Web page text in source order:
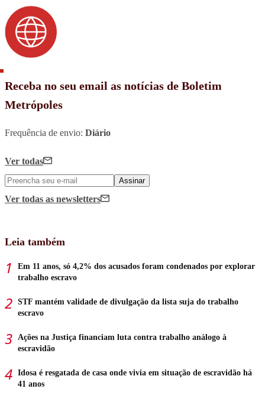
Receba no seu email as notícias de Boletim
Metrópoles
Frequência de envio: Diário
Ver todas
Assinar
Ver todas as newsletters
Leia também
Em 11 anos, só 4,2% dos acusados foram condenados por explorar
trabalho escravo
STF mantém validade de divulgação da lista suja do trabalho
escravo
Ações na Justiça financiam luta contra trabalho análogo à
escravidão
Idosa é resgatada de casa onde vivia em situação de escravidão há
41 anos